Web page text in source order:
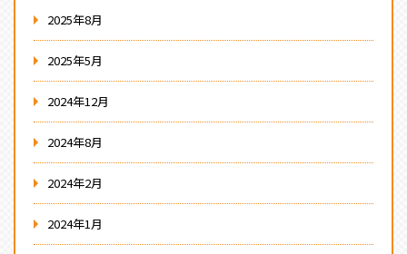
2025年8月
2025年5月
2024年12月
2024年8月
2024年2月
2024年1月